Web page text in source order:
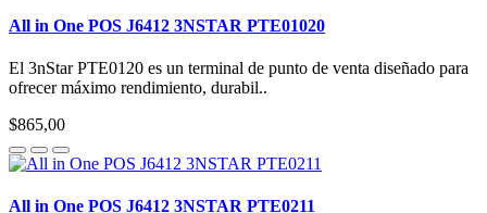
All in One POS J6412 3NSTAR PTE01020
El 3nStar PTE0120 es un terminal de punto de venta diseñado para
ofrecer máximo rendimiento, durabil..
$865,00
All in One POS J6412 3NSTAR PTE0211